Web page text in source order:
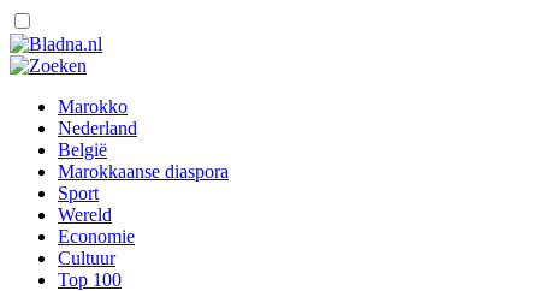
Marokko
Nederland
België
Marokkaanse diaspora
Sport
Wereld
Economie
Cultuur
Top 100